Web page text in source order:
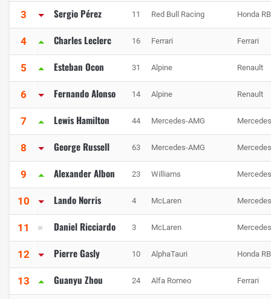
3 Sergio Pérez 11 Red Bull Racing Honda
4 Charles Leclerc 16 Ferrari Ferrari
5 Esteban Ocon 31 Alpine Renault
6 Fernando Alonso 14 Alpine Renault
7 Lewis Hamilton 44 Mercedes-AMG Mercedes
8 George Russell 63 Mercedes-AMG Mercedes
9 Alexander Albon 23 Williams Mercedes
10 Lando Norris 4 McLaren Mercedes
11 Daniel Ricciardo 3 McLaren Mercedes
12 Pierre Gasly 10 AlphaTauri Honda
13 Guanyu Zhou 24 Alfa Romeo Ferrari